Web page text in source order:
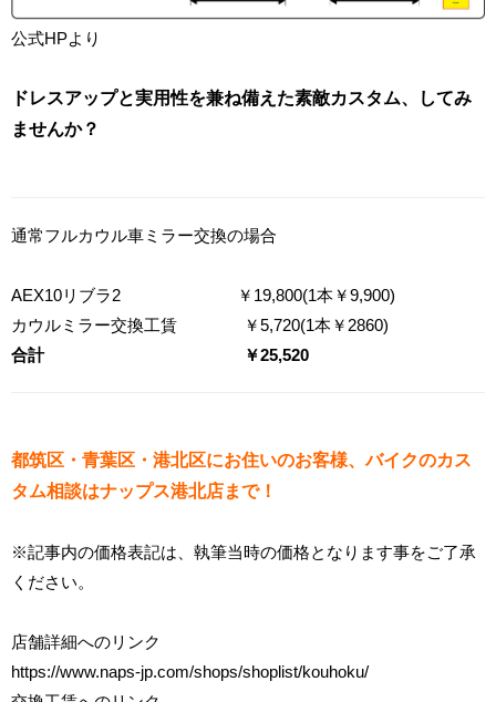
公式HPより
ドレスアップと実用性を兼ね備えた素敵カスタム、してみ
ませんか？
通常フルカウル車ミラー交換の場合
AEX10リブラ2 ￥19,800(1本￥9,900)
カウルミラー交換工賃 ￥5,720(1本￥2860)
合計 ￥25,520
都筑区・青葉区・港北区にお住いのお客様、バイクのカス
タム相談はナップス港北店まで！
※記事内の価格表記は、執筆当時の価格となります事をご了承
ください。
店舗詳細へのリンク
https://www.naps-jp.com/shops/shoplist/kouhoku/